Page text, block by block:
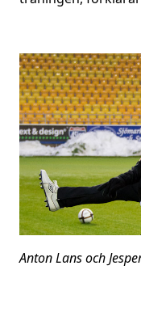
Anton Lans och